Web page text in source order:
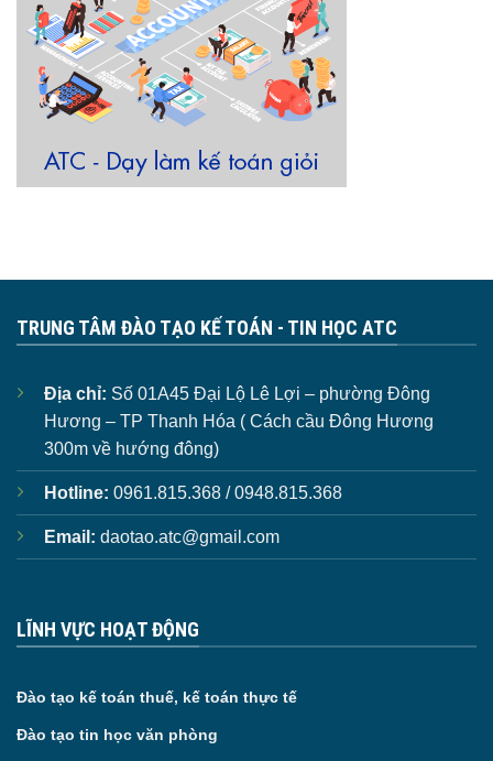
TRUNG TÂM ĐÀO TẠO KẾ TOÁN - TIN HỌC ATC
Địa chỉ: Số 01A45 Đại Lộ Lê Lợi – phường Đông
Hương – TP Thanh Hóa ( Cách cầu Đông Hương
300m về hướng đông)
Hotline: 0961.815.368 / 0948.815.368
Email: daotao.atc@gmail.com
LĨNH VỰC HOẠT ĐỘNG
Đào tạo kế toán thuế, kế toán thực tế
Đào tạo tin học văn phòng